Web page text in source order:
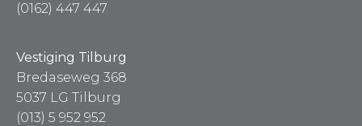
(0162) 447 447
Vestiging Tilburg
Bredaseweg 368
5037 LG Tilburg
(013) 5 952 952